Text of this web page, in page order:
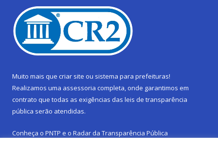
Muito mais que criar site ou sistema para prefeituras!
Realizamos uma assessoria completa, onde garantimos em
contrato que todas as exigências das leis de transparência
pública serão atendidas.
Conheça o PNTP e o Radar da Transparência Pública